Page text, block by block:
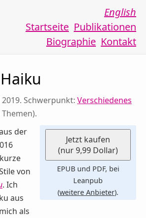
Startseite Publikationen
Biographie Kontakt
English
Schwerpunkt: Verschiedenes
Jetzt kaufen
(nur 9,99 Dollar)
EPUB und PDF, bei
Leanpub
(weitere Anbieter).
der
von
. Ich
aus
als